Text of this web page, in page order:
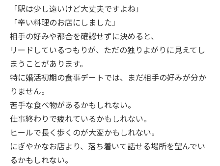
「駅は少し遠いけど大丈夫ですよね」
「辛い料理のお店にしました」
相手の好みや都合を確認せずに決めると、
リードしているつもりが、ただの独りよがりに見えてし
まうことがあります。
特に婚活初期の食事デートでは、まだ相手の好みが分か
りません。
苦手な食べ物があるかもしれない。
仕事終わりで疲れているかもしれない。
ヒールで長く歩くのが大変かもしれない。
にぎやかなお店より、落ち着いて話せる場所を望んでい
るかもしれない。